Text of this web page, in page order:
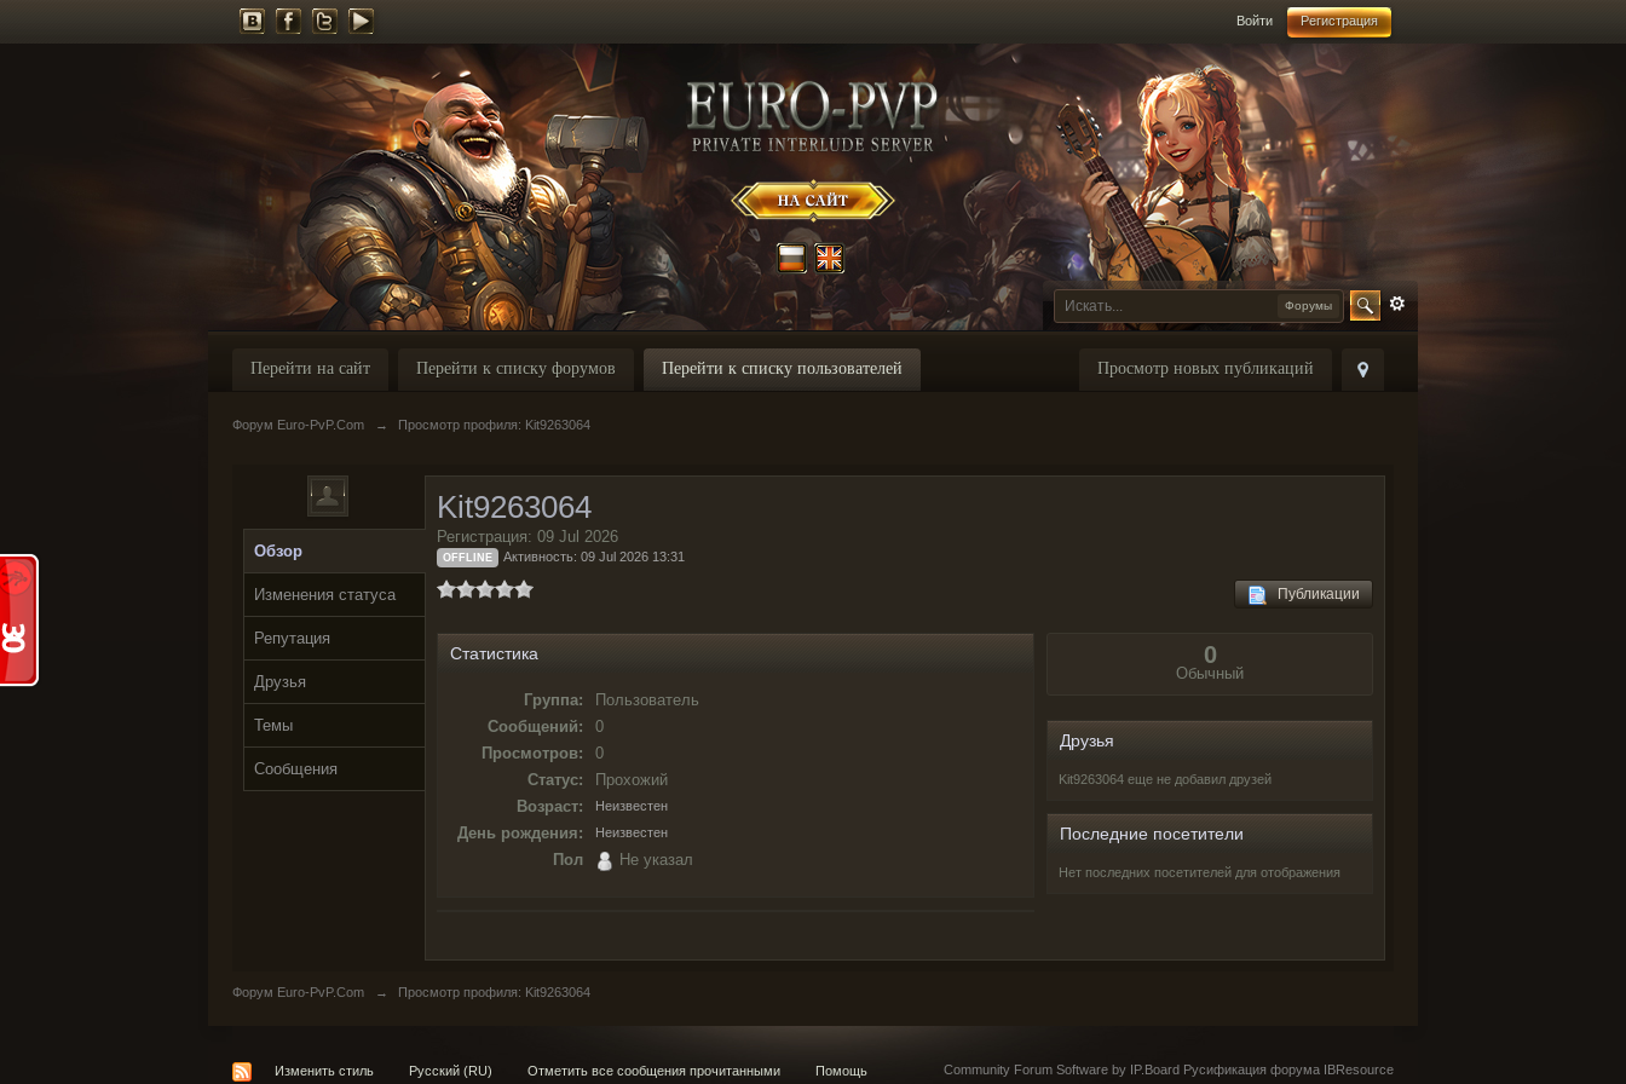
Войти Регистрация
Форумы
Просмотр новых публикаций
Перейти на сайт Перейти к списку форумов Перейти к списку пользователей
Форум Euro-PvP.Com → Просмотр профиля: Kit9263064
Обзор
Изменения статуса
Репутация
Друзья
Темы
Сообщения
Kit9263064
Регистрация: 09 Jul 2026
OFFLINE Активность: 09 Jul 2026 13:31
Публикации
Статистика
Группа:
Пользователь
Сообщений:
0
Просмотров:
0
Статус:
Прохожий
Возраст:
Неизвестен
День рождения: Неизвестен
Пол Не указал
0
Обычный
Друзья
Kit9263064 еще не добавил друзей
Последние посетители
Нет последних посетителей для отображения
Форум Euro-PvP.Com → Просмотр профиля: Kit9263064
Изменить стиль Русский (RU) Отметить все сообщения прочитанными Помощь Community Forum Software by IP.Board Русификация форума IBResource